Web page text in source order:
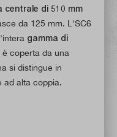
centrale di 510 mm
da 125 mm. L'SC6
gamma di
è coperta da una
si distingue in
ad alta coppia.